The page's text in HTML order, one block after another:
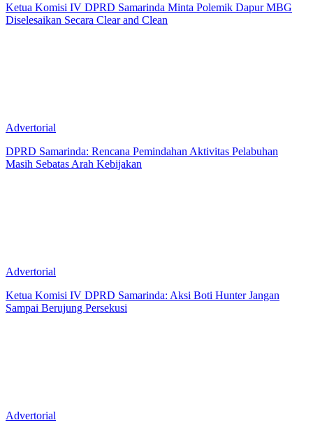
Ketua Komisi IV DPRD Samarinda Minta Polemik Dapur MBG
Diselesaikan Secara Clear and Clean
Advertorial
DPRD Samarinda: Rencana Pemindahan Aktivitas Pelabuhan
Masih Sebatas Arah Kebijakan
Advertorial
Ketua Komisi IV DPRD Samarinda: Aksi Boti Hunter Jangan
Sampai Berujung Persekusi
Advertorial